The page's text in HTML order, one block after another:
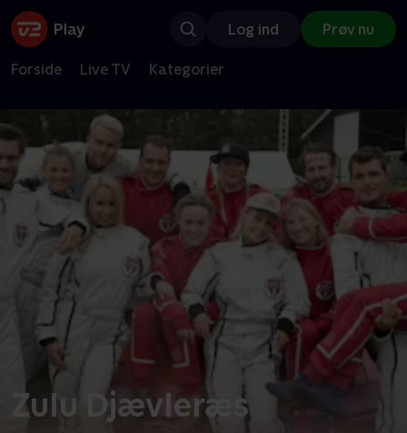
Log ind Prøv nu
Forside Live TV Kategorier
Zulu Djævleræs